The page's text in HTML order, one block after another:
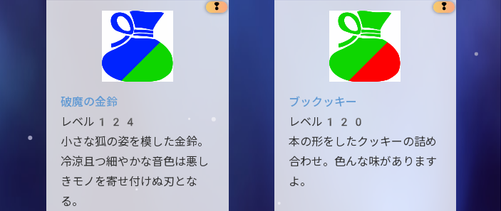
❢
破魔の金鈴
レベル124
小さな狐の姿を模した金鈴。
冷涼且つ細やかな音色は悪し
きモノを寄せ付けぬ刃とな
る。
❢
ブックッキー
レベル120
本の形をしたクッキーの詰め
合わせ。色んな味があります
よ。